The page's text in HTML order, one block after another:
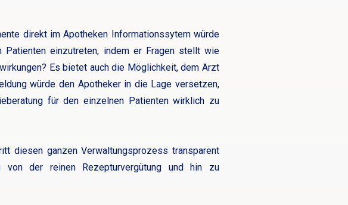
direkt im Apotheken Informationssytem würde
einzutreten, indem er Fragen stellt wie
Es bietet auch die Möglichkeit, dem Arzt
würde den Apotheker in die Lage versetzen,
für den einzelnen Patienten wirklich zu
diesen ganzen Verwaltungsprozess transparent
der reinen Rezepturvergütung und hin zu